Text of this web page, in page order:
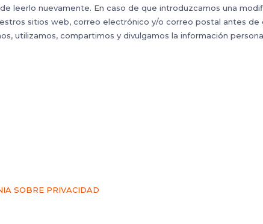
leerlo nuevamente. En caso de que introduzcamos una
sitios web, correo electrónico y/o correo postal antes
utilizamos, compartimos y divulgamos la información
SOBRE PRIVACIDAD